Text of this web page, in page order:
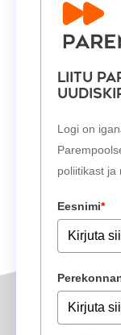
Liitu
Logi on
poliitikast ja
Eesnimi*